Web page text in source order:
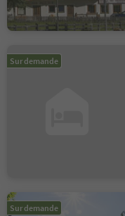
Sur demande
Sur demande